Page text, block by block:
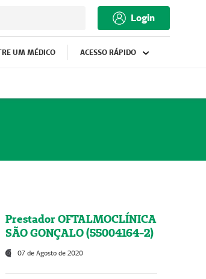
Login
UM MÉDICO ACESSO RÁPIDO
Prestador OFTALMOCLÍNICA
SÃO GONÇALO (55004164-2)
07 de Agosto de 2020